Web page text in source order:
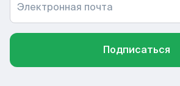
Электронная почта
Подписаться